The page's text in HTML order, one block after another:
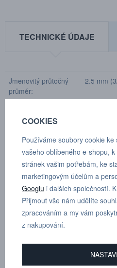
TECHNICKÉ ÚDAJE
Jmenovitý průtočný
průměr:
2.5 mm
Rozmezí teplot:
-30°C —
Materiál spojky:
Kalená
Materiál vsuvky:
Kalená
vyžádání
COOKIES
Používáme soubory cookie
vašeho oblíbeného e-shopu,
stránek vašim potřebám, ke
marketingovým účelům a
Googlu i dalších společností.
Přijmout vše nám udělíte
zpracováním a my vám
z nakupování.